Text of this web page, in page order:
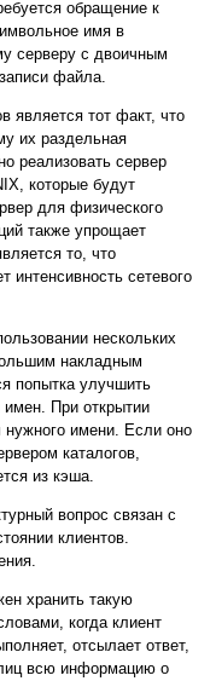
обращение к
имя в
серверу с двоичным
файла.
является тот факт, что
их раздельная
реализовать сервер
которые будут
для физического
также упрощает
то, что
интенсивность сетевого
нескольких
накладным
попытка улучшить
имен. При открытии
имени. Если оно
каталогов,
из кэша.
вопрос связан с
клиентов.
хранить такую
когда клиент
отсылает ответ,
всю информацию о